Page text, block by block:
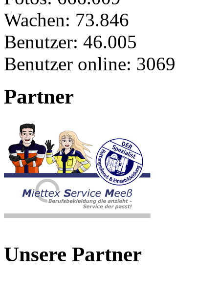
Wachen: 73.846
Benutzer: 46.005
Benutzer online: 3069
Partner
Unsere Partner